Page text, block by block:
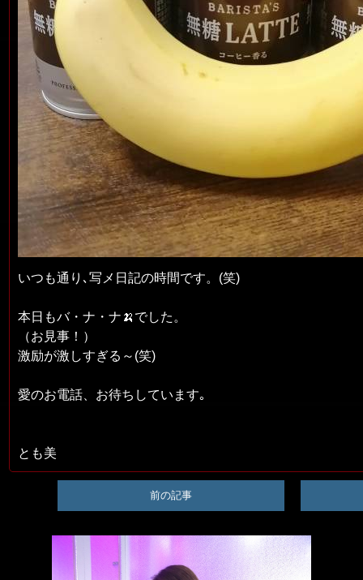
いつも通り､写メ日記の時間です。(笑)
本日もバ・ナ・ナ🍌でした。
（お見事！）
激励が激しすぎる～(笑)
愛のお電話、お待ちしています｡
とも美
前の記事